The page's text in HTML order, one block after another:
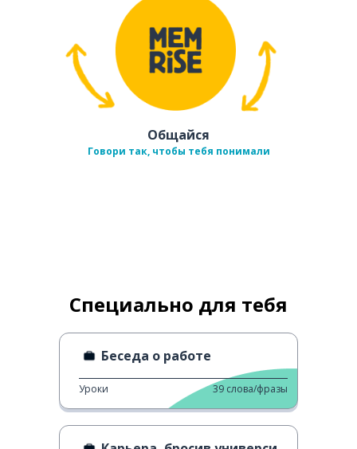
Общайся
Говори так, чтобы тебя понимали
Специально для тебя
Беседа о работе
Уроки 39 слова/фразы